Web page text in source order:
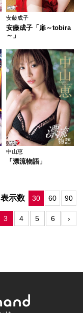
安藤成子
安藤成子「扉～tobira
～」
中山恵
「漂流物語」
表示数 30 60 90
3 4 5 6 ›